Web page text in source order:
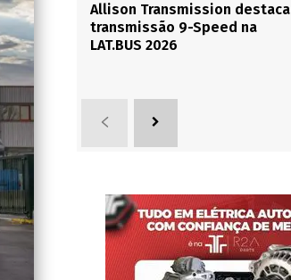
Allison Transmission destaca
transmissão 9-Speed na
LAT.BUS 2026